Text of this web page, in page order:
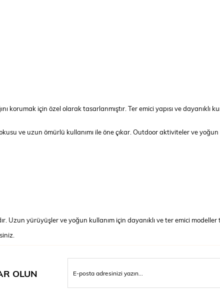
için özel olarak tasarlanmıştır. Ter emici yapısı ve dayanıklı
ve uzun ömürlü kullanımı ile öne çıkar. Outdoor aktiviteler ve
Uzun yürüyüşler ve yoğun kullanım için dayanıklı ve ter emici
OLUN